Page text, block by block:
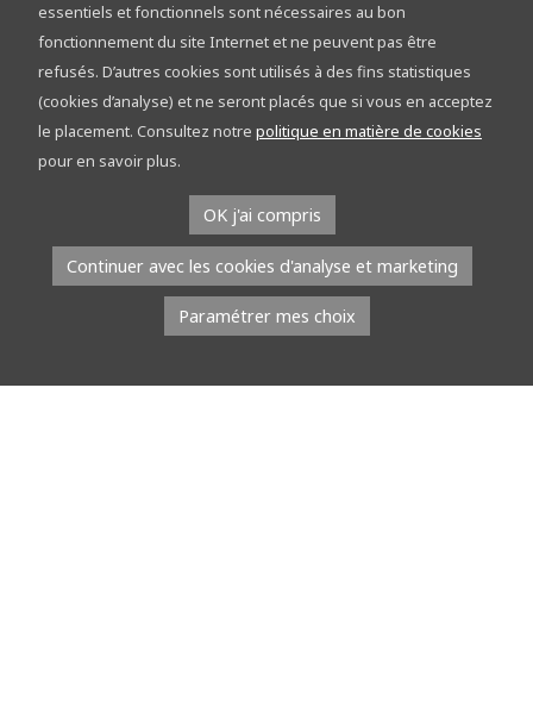
Tour de la Province de Namur 2026 :
découvrez le réseau points-nœuds sur les
étapes
À l’occasion du Tour de la Province de Namur, l’équipe du réseau
points-nœuds part à la rencontre du public. Du […]
essentiels et fonctionnels sont nécessaires au bon
fonctionnement du site Internet et ne peuvent pas être
refusés. D’autres cookies sont utilisés à des fins statistiques
(cookies d’analyse) et ne seront placés que si vous en acceptez
le placement. Consultez notre politique en matière de cookies
pour en savoir plus.
OK j'ai compris
Continuer avec les cookies d'analyse et marketing
Paramétrer mes choix